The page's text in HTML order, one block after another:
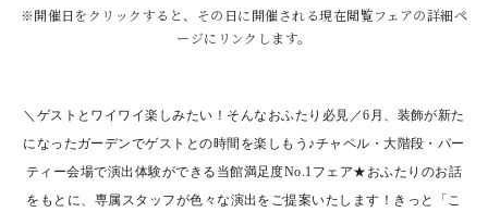
※開催日をクリックすると、その日に開催される現在閲覧フェアの詳細ペ
ージにリンクします。
＼ゲストとワイワイ楽しみたい！そんなおふたり必見／6月、装飾が新た
になったガーデンでゲストとの時間を楽しもう♪チャペル・大階段・パー
ティー会場で演出体験ができる当館満足度No.1フェア★おふたりのお話
をもとに、専属スタッフが色々な演出をご提案いたします！きっと「こ